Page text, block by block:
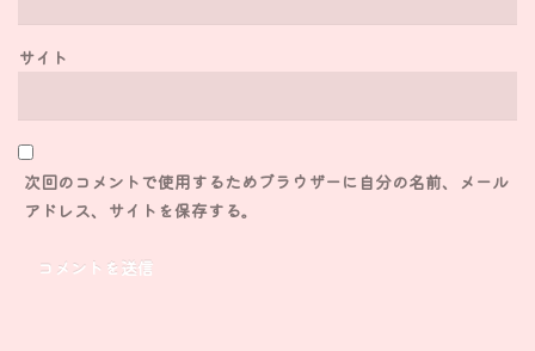
サイト
次回のコメントで使用するためブラウザーに自分の名前、メール
アドレス、サイトを保存する。